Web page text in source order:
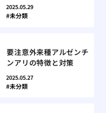
2025.05.29
未分類
要注意外来種アルゼンチ
ンアリの特徴と対策
2025.05.27
未分類